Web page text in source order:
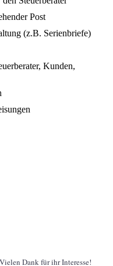
Post
(z.B. Serienbriefe)
Kunden,
Dank für ihr Interesse!